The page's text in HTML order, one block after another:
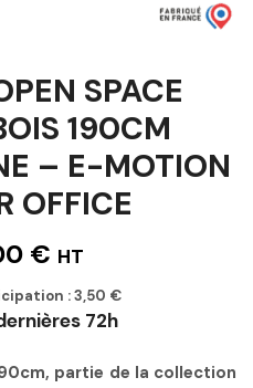
SPACE
190CM
– E-MOTION
OFFICE
€ HT
:3,50 €
72h
partie de la collection